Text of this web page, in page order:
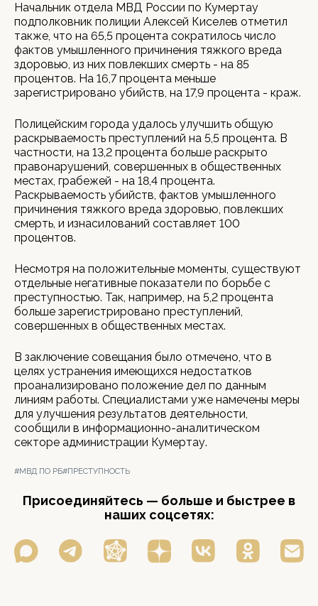
Начальник отдела МВД России по Кумертау
подполковник полиции Алексей Киселев отметил
также, что на 65,5 процента сократилось число
фактов умышленного причинения тяжкого вреда
здоровью, из них повлекших смерть - на 85
процентов. На 16,7 процента меньше
зарегистрировано убийств, на 17,9 процента - краж.
Полицейским города удалось улучшить общую
раскрываемость преступлений на 5,5 процента. В
частности, на 13,2 процента больше раскрыто
правонарушений, совершенных в общественных
местах, грабежей - на 18,4 процента.
Раскрываемость убийств, фактов умышленного
причинения тяжкого вреда здоровью, повлекших
смерть, и изнасилований составляет 100
процентов.
Несмотря на положительные моменты, существуют
отдельные негативные показатели по борьбе с
преступностью. Так, например, на 5,2 процента
больше зарегистрировано преступлений,
совершенных в общественных местах.
В заключение совещания было отмечено, что в
целях устранения имеющихся недостатков
проанализировано положение дел по данным
линиям работы. Специалистами уже намечены меры
для улучшения результатов деятельности,
сообщили в информационно-аналитическом
секторе администрации Кумертау.
#МВД ПО РБ#ПРЕСТУПНОСТЬ
Присоединяйтесь — больше и быстрее в
наших соцсетях: